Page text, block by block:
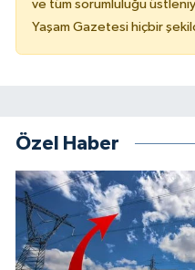
ve tüm sorumluluğu
Yaşam Gazetesi hiçbir
Özel Haber